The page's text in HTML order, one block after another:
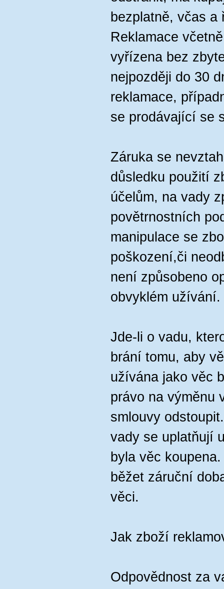
bezplatně, včas a
Reklamace
vyřízena bez
nejpozději do 30
reklamace,
se prodávající se
Záruka se
důsledku použití
účelům, na vady
povětrnostních
manipulace se
poškození,či
není způsobeno
obvyklém užívání.
Jde-li o vadu,
brání tomu, aby
užívána jako věc
právo na výměnu
smlouvy
vady se uplatňují
byla věc
běžet záruční
věci.
Jak zboží
Odpovědnost za